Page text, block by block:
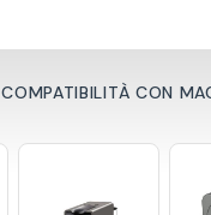
COMPATIBILITÀ CON